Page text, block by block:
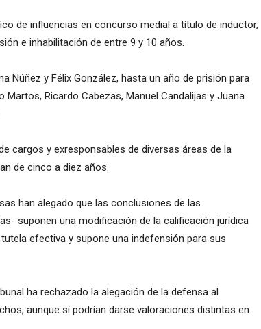
de influencias en concurso medial a título de inductor,
e inhabilitación de entre 9 y 10 años.
Núñez y Félix González, hasta un año de prisión para
Martos, Ricardo Cabezas, Manuel Candalijas y Juana
cargos y exresponsables de diversas áreas de la
de cinco a diez años.
han alegado que las conclusiones de las
suponen una modificación de la calificación jurídica
efectiva y supone una indefensión para sus
ha rechazado la alegación de la defensa al
aunque sí podrían darse valoraciones distintas en